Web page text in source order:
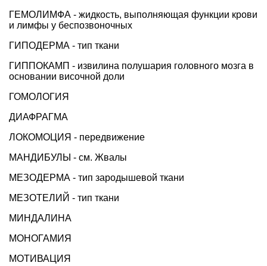
ГЕМОЛИМФА - жидкость, выполняющая функции крови
и лимфы у беспозвоночных
ГИПОДЕРМА - тип ткани
ГИППОКАМП - извилина полушария головного мозга в
основании височной доли
ГОМОЛОГИЯ
ДИАФРАГМА
ЛОКОМОЦИЯ - передвижение
МАНДИБУЛЫ - см. Жвалы
МЕЗОДЕРМА - тип зародышевой ткани
МЕЗОТЕЛИЙ - тип ткани
МИНДАЛИНА
МОНОГАМИЯ
МОТИВАЦИЯ